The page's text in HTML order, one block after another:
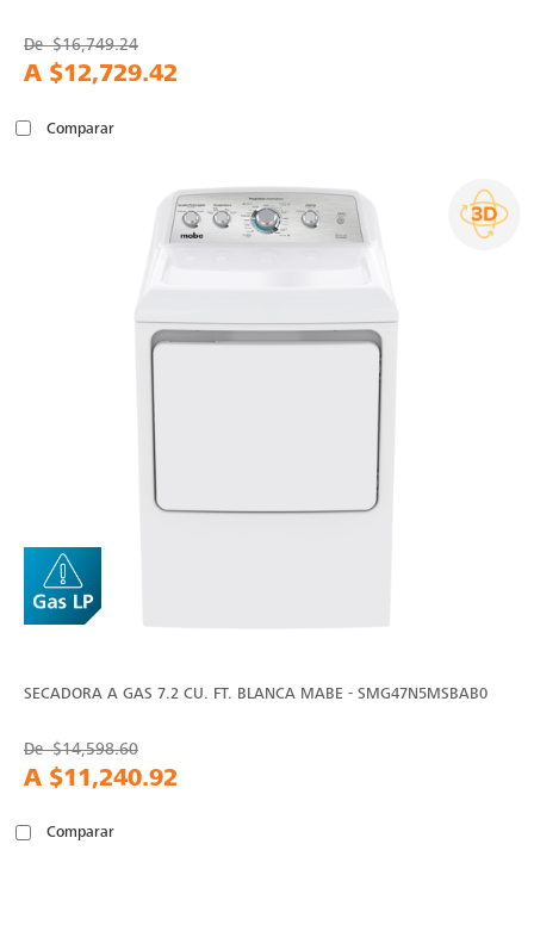
De$16,749.24
A $12,729.42
Comparar
SECADORA A GAS 7.2 CU. FT. BLANCA MABE - SMG47N5MSBAB0
De$14,598.60
A $11,240.92
Comparar